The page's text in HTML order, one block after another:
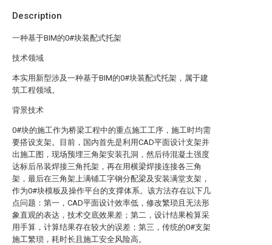
Description
一种基于BIM的0#块装配式托架
技术领域
本实用新型涉及一种基于BIM的0#块装配式托架，属于建
筑工程领域。
背景技术
0#块的施工作为桥梁工程中的重点施工工序，施工时均需
要搭设支架。目前，国内首先是利用CAD平面设计支架并
出施工图，现场预埋三角架安装孔洞，然后待混凝土强度
达标后吊装焊接三角托架，再在用横梁焊接连接各三角
架，最后在三角架上满铺工字钢分配梁及安装满堂支架，
作为0#块模板及操作平台的支撑体系。该方法存在以下几
点问题：第一，CAD平面设计效率低，修改繁琐且无法形
象直观的表达，技术交底效果差；第二，设计结果检算采
用手算，计算结果存在较大的误差；第三，传统的0#支架
施工繁琐，耗时长且施工安全风险高。